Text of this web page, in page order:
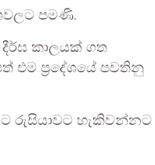
පමණි.
කාලයක් ගත
එම ප්‍රදේශයේ පවතිනු
රුසියාවට හැකිවන්නට